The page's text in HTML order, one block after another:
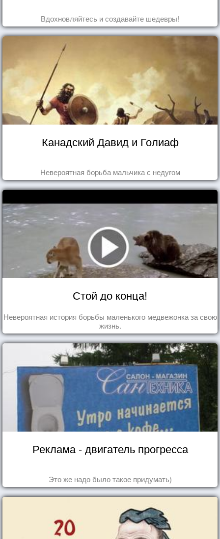
Вдохновляйтесь и создавайте шедевры!
Канадский Давид и Голиаф
Невероятная борьба мальчика с недугом
Стой до конца!
Невероятная история борьбы маленького медвежонка за свою
жизнь.
Реклама - двигатель прогресса
Это же надо было такое придумать)